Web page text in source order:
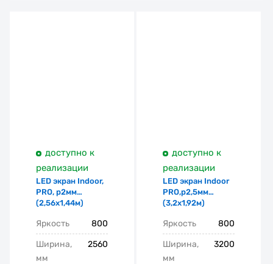
доступно к
реализации
LED экран Indoor,
PRO, p2мм
(2,56х1,44м)
Яркость
800
Ширина,
мм
2560
доступно к
реализации
LED экран Indoor
PRO,p2,5мм
(3,2х1,92м)
Яркость
800
Ширина,
мм
3200